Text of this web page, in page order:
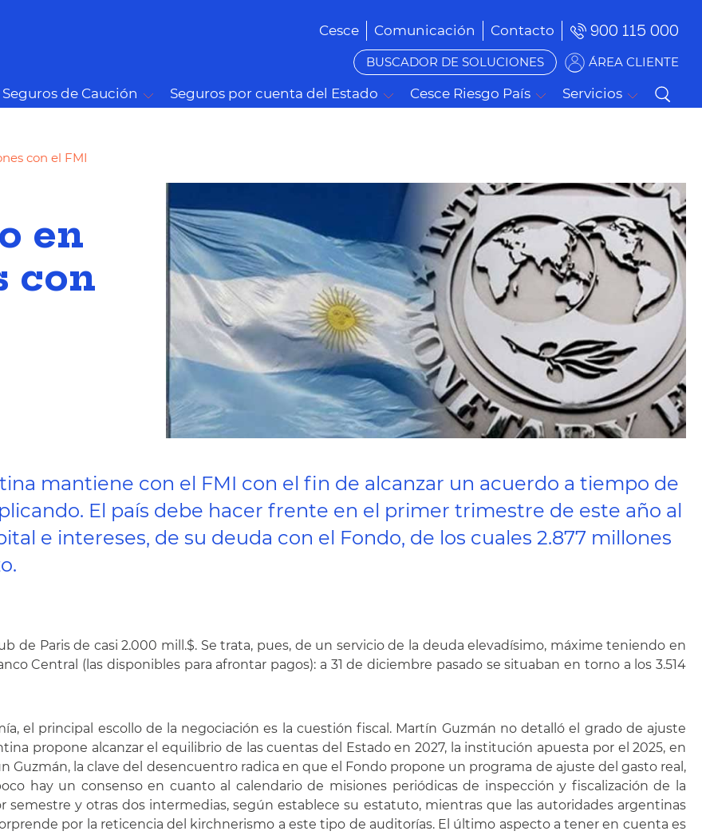
Cesce Comunicación Contacto 900 115 000
BUSCADOR DE SOLUCIONES ÁREA CLIENTE
Seguros de Caución Seguros por cuenta del Estado Cesce Riesgo País Servicios
con el FMI
en
con
mantiene con el FMI con el fin de alcanzar un acuerdo a tiempo de
El país debe hacer frente en el primer trimestre de este año al
e intereses, de su deuda con el Fondo, de los cuales 2.877 millones
de Paris de casi 2.000 mill.$. Se trata, pues, de un servicio de la deuda elevadísimo, máxime teniendo en
Central (las disponibles para afrontar pagos): a 31 de diciembre pasado se situaban en torno a los 3.514
el principal escollo de la negociación es la cuestión fiscal. Martín Guzmán no detalló el grado de ajuste
propone alcanzar el equilibrio de las cuentas del Estado en 2027, la institución apuesta por el 2025, en
Guzmán, la clave del desencuentro radica en que el Fondo propone un programa de ajuste del gasto real,
hay un consenso en cuanto al calendario de misiones periódicas de inspección y fiscalización de la
semestre y otras dos intermedias, según establece su estatuto, mientras que las autoridades argentinas
por la reticencia del kirchnerismo a este tipo de auditorías. El último aspecto a tener en cuenta es